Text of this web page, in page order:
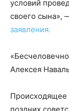
условий
своего сына»,
заявления.
Алексея
Происходящее